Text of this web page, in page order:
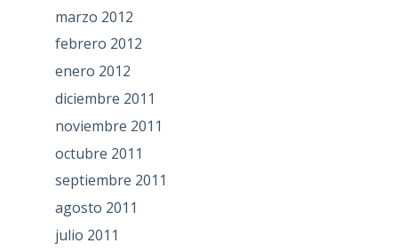
marzo 2012
febrero 2012
enero 2012
diciembre 2011
noviembre 2011
octubre 2011
septiembre 2011
agosto 2011
julio 2011